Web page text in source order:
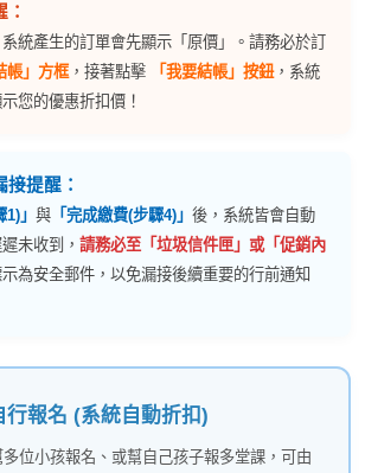
統產生的訂單會先顯示「原價」。請務必於訂
帳」方框 ，接著點擊 「我要結帳」按鈕，系統
您的優惠折扣價！
提醒：
」 與 「完成繳費(步驟4)」 後，系統皆會自動
未收到， 請務必至「垃圾信件匣」或「促銷內
為安全郵件，以免漏接後續重要的行前通知
行報名 (系統自動折扣)
位小孩報名、或幫自己孩子報多堂課，可由